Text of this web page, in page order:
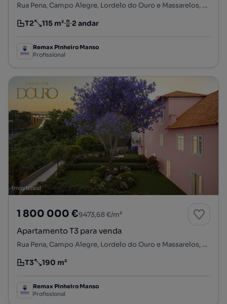
Rua Pena, Campo Alegre, Lordelo do Ouro e Massarelos, Porto, Porto
Tipologia
T2
Preço por metro quadrado
115 m²
Andar 2 andar
Remax Pinheiro Manso
Profissional
1 800 000 €9473,68 €/m²
Apartamento T3 para venda
Rua Pena, Campo Alegre, Lordelo do Ouro e Massarelos, Porto, Porto
Tipologia
T3
Preço por metro quadrado
190 m²
Remax Pinheiro Manso
Profissional